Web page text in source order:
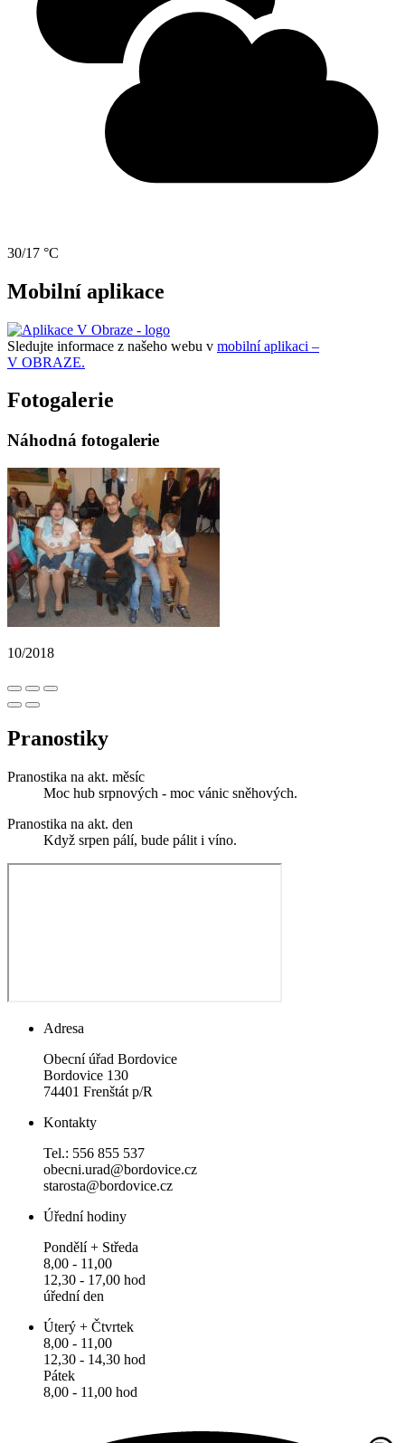
30/17 °C
Mobilní aplikace
Sledujte informace z našeho webu v mobilní aplikaci –
V OBRAZE.
Fotogalerie
Náhodná fotogalerie
10/2018
Pranostiky
Pranostika na akt. měsíc
Moc hub srpnových - moc vánic sněhových.
Pranostika na akt. den
Když srpen pálí, bude pálit i víno.
Adresa
Obecní úřad Bordovice
Bordovice 130
74401 Frenštát p/R
Kontakty
Tel.: 556 855 537
obecni.urad@bordovice.cz
starosta@bordovice.cz
Úřední hodiny
Pondělí + Středa
8,00 - 11,00
12,30 - 17,00 hod
úřední den
Úterý + Čtvrtek
8,00 - 11,00
12,30 - 14,30 hod
Pátek
8,00 - 11,00 hod